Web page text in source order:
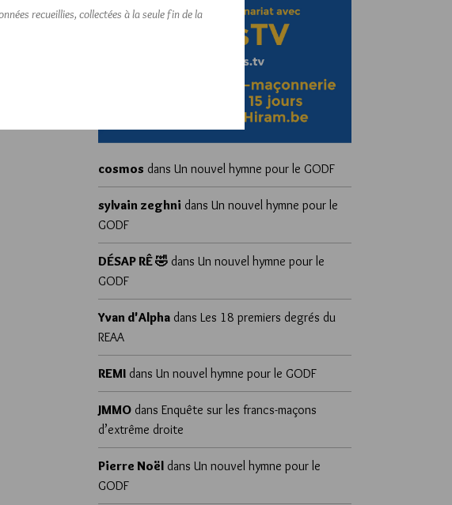
cosmos dans Un nouvel hymne pour le GODF
sylvain zeghni dans Un nouvel hymne pour le
GODF
DÉSAP RÊ 🤣 dans Un nouvel hymne pour le
GODF
Yvan d'Alpha dans Les 18 premiers degrés du
REAA
REMI dans Un nouvel hymne pour le GODF
JMMO dans Enquête sur les francs-maçons
d’extrême droite
Pierre Noël dans Un nouvel hymne pour le
GODF
recueillies, collectées à la seule fin de la